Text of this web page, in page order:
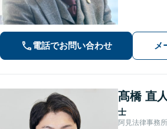
士費用もわ
電話でお問い合わせ メ
髙橋 直人
士
阿見法律事務所